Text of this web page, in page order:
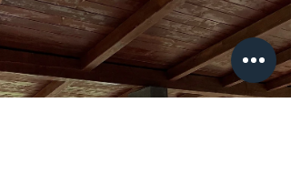
PERGOLY DN
31. 1. 2024
Minut čtení: 1